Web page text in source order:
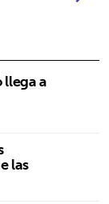
a
las